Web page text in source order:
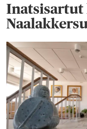
Inatsisartut